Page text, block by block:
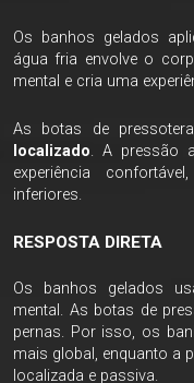
Os banhos gelados
água fria envolve o
mental e cria uma
As botas de
localizado. A pressão
experiência
inferiores.
RESPOSTA DIRETA
Os banhos gelados
mental. As botas de
pernas. Por isso, os
mais global, enquanto a
localizada e passiva.